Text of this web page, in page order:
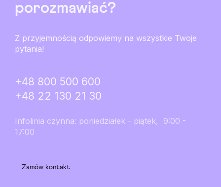
porozmawiać?
Z przyjemnością odpowiemy na wszystkie Twoje
pytania!
+48 800 500 600
+48 22 130 21 30
Infolinia czynna: poniedziałek - piątek, 9:00 -
17:00
Zamów kontakt